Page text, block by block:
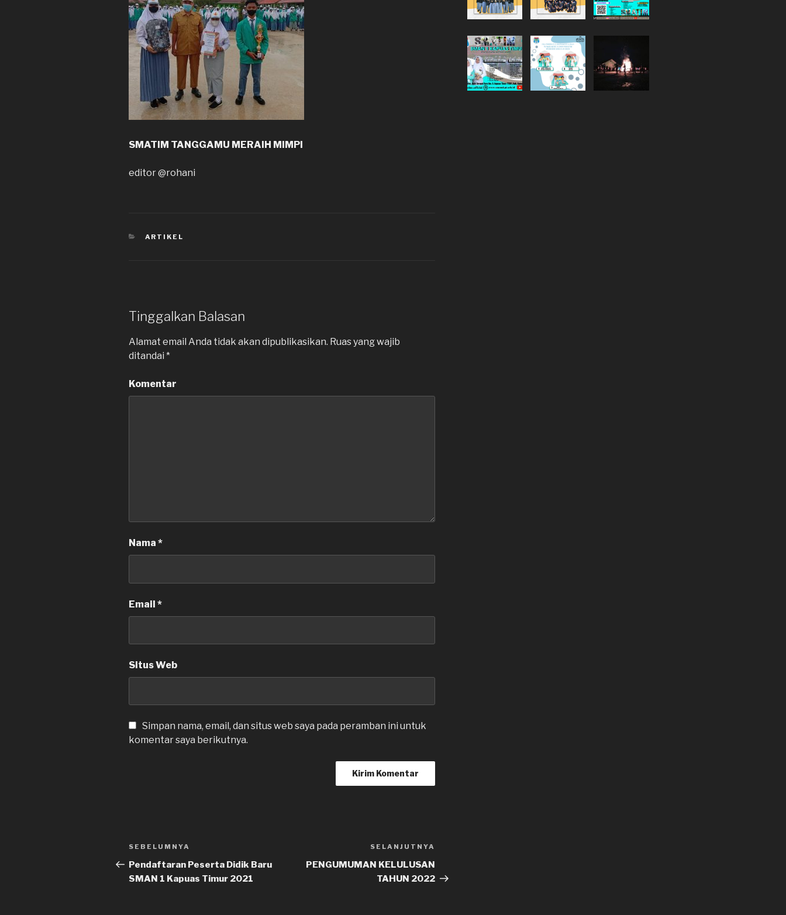
SMATIM TANGGAMU MERAIH MIMPI
editor @rohani
KATEGORI
ARTIKEL
Tinggalkan Balasan
Alamat email Anda tidak akan dipublikasikan. Ruas yang wajib
ditandai *
Komentar
Nama *
Email *
Situs Web
Simpan nama, email, dan situs web saya pada peramban ini untuk
komentar saya berikutnya.
Navigasi
pos
Pos
Sebelumnya
SEBELUMNYA
Pendaftaran Peserta Didik Baru
SMAN 1 Kapuas Timur 2021
SELANJUTNYA
PENGUMUMAN KELULUSAN
TAHUN 2022